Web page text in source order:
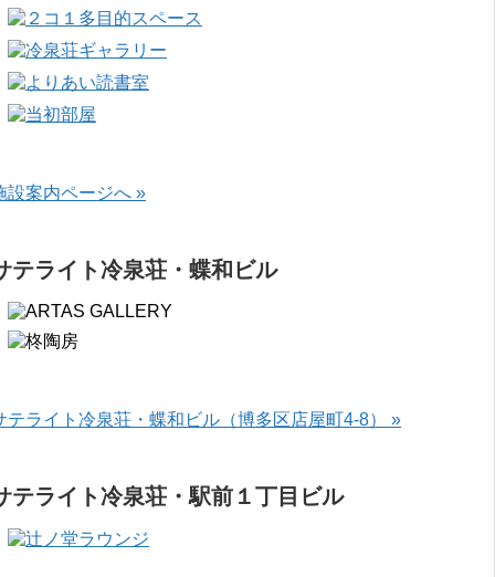
設案内ページへ »
テライト冷泉荘・蝶和ビル
テライト冷泉荘・蝶和ビル（博多区店屋町4-8） »
テライト冷泉荘・駅前１丁目ビル